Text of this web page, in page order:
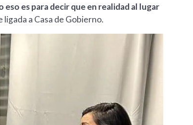
eso es para decir que en realidad al lugar
ligada a Casa de Gobierno.